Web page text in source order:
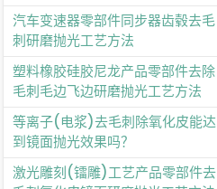
汽车变速器零部件同步器齿毂去毛
刺研磨抛光工艺方法
塑料橡胶硅胶尼龙产品零部件去除
毛刺毛边飞边研磨抛光工艺方法
等离子(电浆)去毛刺除氧化皮能达
到镜面抛光效果吗？
激光雕刻(镭雕)工艺产品零部件去